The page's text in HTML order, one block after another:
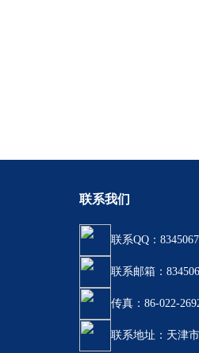
联系我们
联系QQ：
联系邮箱：
传真：86-022-
联系地址：天津